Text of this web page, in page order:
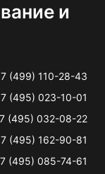
и
(499) 110-28-43
(495) 023-10-01
(495) 032-08-22
(495) 162-90-81
(495) 085-74-61